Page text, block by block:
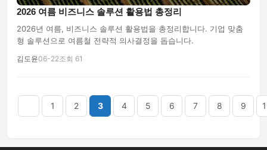
2026 여름 비즈니스 솔루션 활용법 총정리
2026년 여름, 비즈니스 솔루션 활용법을 총정리합니다. 기업 맞춤
형 솔루션으로 여름철 전략적 의사결정을 돕습니다.
김도윤06-22조회 61
1 2 3 4 5 6 7 8 9